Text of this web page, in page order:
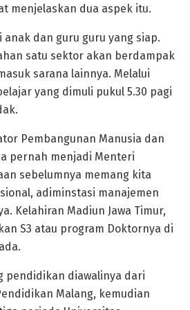
menjelaskan dua aspek itu.
dan guru guru yang siap.
satu sektor akan berdampak
sarana lainnya. Melalui
yang dimuli pukul 5.30 pagi
Pembangunan Manusia dan
pernah menjadi Menteri
sebelumnya memang kita
adiminstasi manajemen
Kelahiran Madiun Jawa Timur,
S3 atau program Doktornya di
pendidikan diawalinya dari
Malang, kemudian